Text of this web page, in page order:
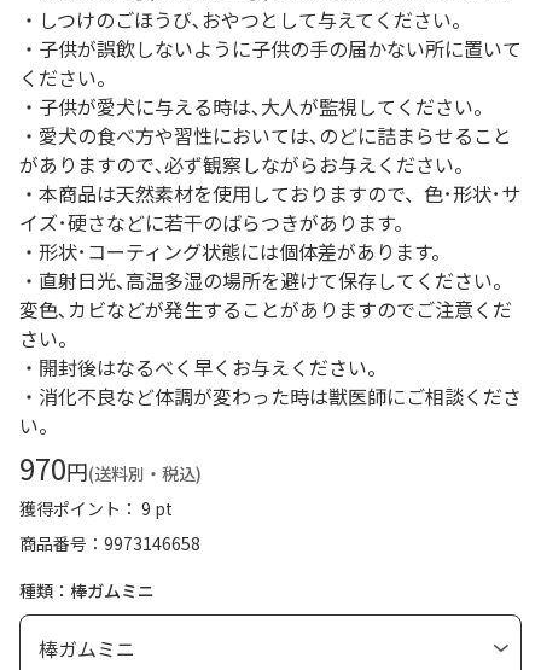
・しつけのごほうび､おやつとして与えてください。
・子供が誤飲しないように子供の手の届かない所に置いて
ください。
・子供が愛犬に与える時は､大人が監視してください。
・愛犬の食べ方や習性においては､のどに詰まらせること
がありますので､必ず観察しながらお与えください。
・本商品は天然素材を使用しておりますので、色･形状･サ
イズ･硬さなどに若干のばらつきがあります。
・形状･コーティング状態には個体差があります。
・直射日光､高温多湿の場所を避けて保存してください。
変色､カビなどが発生することがありますのでご注意くだ
さい。
・開封後はなるべく早くお与えください。
・消化不良など体調が変わった時は獣医師にご相談くださ
い。
970円(送料別・税込)
獲得ポイント： 9 pt
商品番号
9973146658
種類：棒ガムミニ